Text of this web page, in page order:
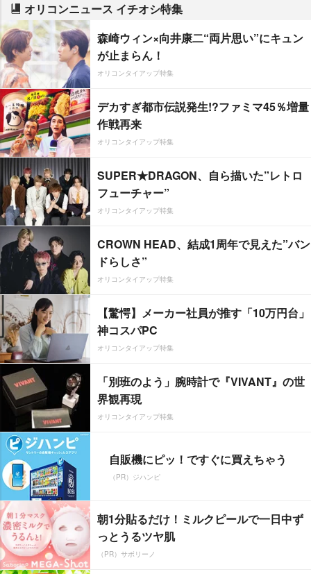
オリコンニュース イチオシ特集
森崎ウィン×向井康二“両片思い”にキュン
が止まらん！
オリコンタイアップ特集
デカすぎ都市伝説発生!?ファミマ45％増量
作戦再来
オリコンタイアップ特集
SUPER★DRAGON、自ら描いた”レトロ
フューチャー”
オリコンタイアップ特集
CROWN HEAD、結成1周年で見えた”バン
ドらしさ”
オリコンタイアップ特集
【驚愕】メーカー社員が推す「10万円台」
神コスパPC
オリコンタイアップ特集
「別班のよう」腕時計で『VIVANT』の世
界観再現
オリコンタイアップ特集
自販機にピッ！ですぐに買えちゃう
（PR）ジハンピ
朝1分貼るだけ！ミルクピールで一日中ず
っとうるツヤ肌
（PR）サボリーノ